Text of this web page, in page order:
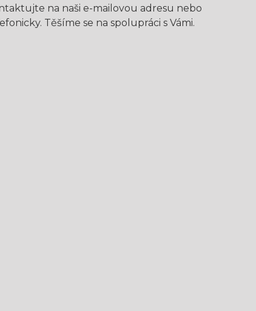
na naši e-mailovou adresu nebo
Těšíme se na spolupráci s Vámi.